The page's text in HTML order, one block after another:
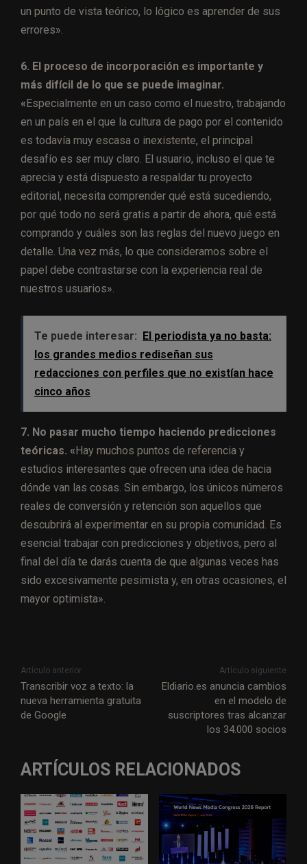
un punto de vista teórico, lo lógico es aprender de sus
errores».
6. El proceso de incorporación es importante y
más difícil de lo que se puede imaginar.
« Especialmente en un caso como el nuestro, trabajando
en un país en el que la cultura de pago por el contenido
es todavía muy escasa o inexistente, el principal
desafío es ser muy claro. El usuario, incluso el que te
aprecia y está dispuesto a respaldar tu proyecto
editorial, necesita comprender qué está sucediendo,
por qué todo no será gratis a partir de ahora, qué está
comprando y cuáles son las reglas del nuevo juego en
detalle. Una vez más, lo que consideramos sobre el
papel debe contrastarse con la experiencia real de
nuestros usuarios».
Te puede interesar:
El periodista ya no basta:
los grandes medios rediseñan sus
redacciones con perfiles que no existían hace
cinco años
7. No pasar mucho tiempo haciendo predicciones
teóricas. « Hay muchos puntos de referencia y
estudios interesantes que ofrecen una idea de hacia
dónde van las cosas. Sin embargo, los únicos números
reales de conversión y retención son aquellos que
descubrirá al experimentar en su propia comunidad. Es
esencial trabajar con predicciones y objetivos, pero al
final del día te darás cuenta de que algunas veces has
sido excesivamente pesimista y, en otras ocasiones, el
mayor optimista».
Artículo anterior
Transcribir voz a texto: la
nueva herramienta gratuita
de Google
Artículo siguiente
Eldiario.es anuncia cambios
en el modelo de
suscriptores tras alcanzar
los 34.000 socios
ARTÍCULOS RELACIONADOS